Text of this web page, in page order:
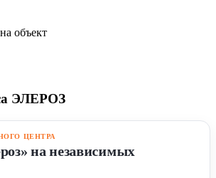
объект
ЭЛЕРОЗ
ЦЕНТРА
на независимых